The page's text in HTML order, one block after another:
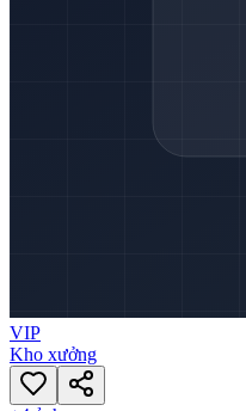
VIP
Kho xưởng